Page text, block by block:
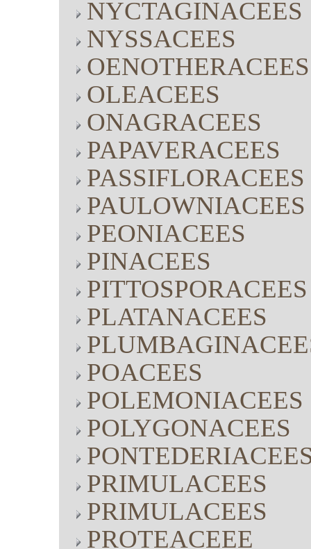
NYCTAGINACEES
NYSSACEES
OENOTHERACEES
OLEACEES
ONAGRACEES
PAPAVERACEES
PASSIFLORACEES
PAULOWNIACEES
PEONIACEES
PINACEES
PITTOSPORACEES
PLATANACEES
POACEES
POLEMONIACEES
POLYGONACEES
PRIMULACEES
PRIMULACEES
PROTEACEEE